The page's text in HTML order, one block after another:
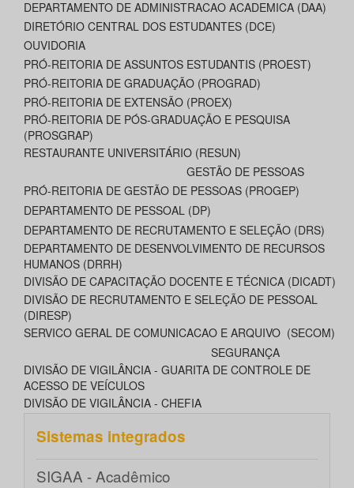
DEPARTAMENTO DE ADMINISTRACAO ACADEMICA (DAA)
DIRETÓRIO CENTRAL DOS ESTUDANTES (DCE)
OUVIDORIA
PRÓ-REITORIA DE ASSUNTOS ESTUDANTIS (PROEST)
PRÓ-REITORIA DE GRADUAÇÃO (PROGRAD)
PRÓ-REITORIA DE EXTENSÃO (PROEX)
PRÓ-REITORIA DE PÓS-GRADUAÇÃO E PESQUISA
(PROSGRAP)
RESTAURANTE UNIVERSITÁRIO (RESUN)
GESTÃO DE PESSOAS
PRÓ-REITORIA DE GESTÃO DE PESSOAS (PROGEP)
DEPARTAMENTO DE PESSOAL (DP)
DEPARTAMENTO DE RECRUTAMENTO E SELEÇÃO (DRS)
DEPARTAMENTO DE DESENVOLVIMENTO DE RECURSOS
HUMANOS (DRRH)
DIVISÃO DE CAPACITAÇÃO DOCENTE E TÉCNICA (DICADT)
DIVISÃO DE RECRUTAMENTO E SELEÇÃO DE PESSOAL
(DIRESP)
SERVICO GERAL DE COMUNICACAO E ARQUIVO (SECOM)
SEGURANÇA
DIVISÃO DE VIGILÂNCIA - GUARITA DE CONTROLE DE
ACESSO DE VEÍCULOS
DIVISÃO DE VIGILÂNCIA - CHEFIA
Sistemas integrados
SIGAA - Acadêmico